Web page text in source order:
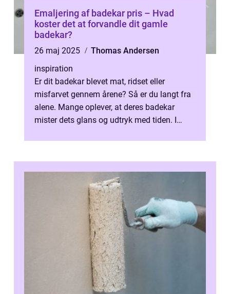
Emaljering af badekar pris – Hvad
koster det at forvandle dit gamle
badekar?
26 maj 2025
Thomas Andersen
inspiration
Er dit badekar blevet mat, ridset eller
misfarvet gennem årene? Så er du langt fra
alene. Mange oplever, at deres badekar
mister dets glans og udtryk med tiden. I